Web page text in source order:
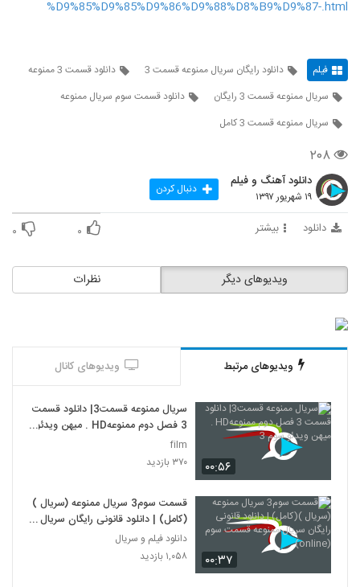
%D9%85%D9%85%D9%86%D9%88%D8%B9%D9%87-.html
فیلم دانلود رایگان سریال ممنوعه قسمت 3
دانلود قسمت 3 ممنوعه
سریال ممنوعه قسمت 3 رایگان
دانلود قسمت سوم سریال ممنوعه
سریال ممنوعه قسمت 3 کامل
۲۰۸
دانلود آهنگ و فیلم
۱۹ شهریور ۱۳۹۷ دنبال کردن
دانلود بیشتر ۰ ۰
نظرات ویدیوهای دیگر
ویدیوهای مرتبط ویدیوهای کانال
۰۰:۵۶
سریال ممنوعه قسمت3| دانلود قسمت
3 فصل دوم ممنوعهHD . میهن ویدئو
سوم 3
film
۳۷۰ بازدید
۰۰:۳۷
قسمت سوم3 سریال ممنوعه (سریال )
(کامل) | دانلود قانونی رایگان سریال
ممنوعه قسمت سوم (online)
دانلود فیلم و سریال
۱,۰۵۸ بازدید